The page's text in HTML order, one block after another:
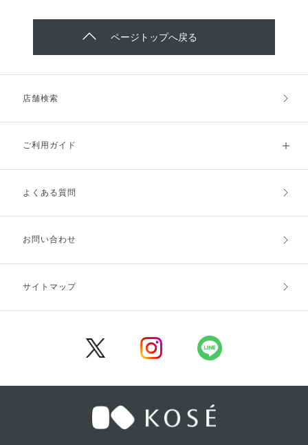
ページトップへ戻る
店舗検索
ご利用ガイド
ご利用ガイドトップ
お支払方法
キャンセル・返品・交換
よくある質問
お問い合わせ
サイトマップ